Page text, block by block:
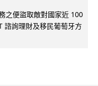
之便盜取敵對國家近 100
諮詢理財及移民葡萄牙方